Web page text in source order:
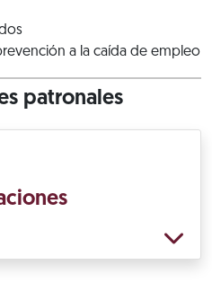
a la caída de empleo
patronales